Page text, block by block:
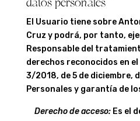
datos personales
El Usuario tiene sobre
Cruz y podrá, por tanto,
Responsable del
derechos reconocidos en el
3/2018, de 5 de diciembre,
Personales y garantía de
Derecho de acceso:Es el